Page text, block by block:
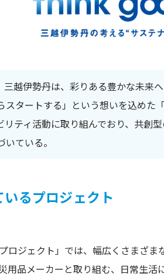
三越伊勢丹は、彩りある豊かな未来
スタートする」という想いを込め
リティ活動に取り組んでおり、共創
ている。
るプロジェクト
ロジェクト」では、幅広くさまざ
用品メーカーと取り組む、日常生活